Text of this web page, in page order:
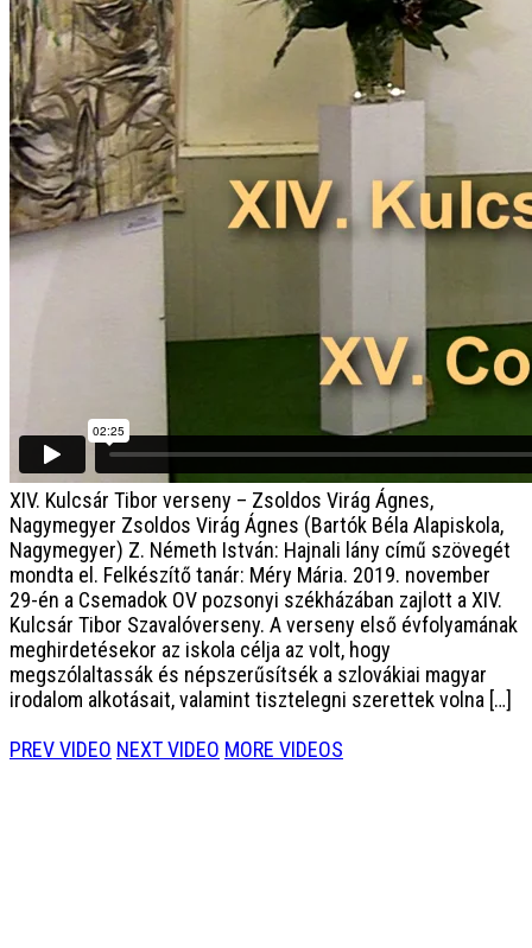
XIV. Kulcsár Tibor verseny – Zsoldos Virág Ágnes,
Nagymegyer Zsoldos Virág Ágnes (Bartók Béla Alapiskola,
Nagymegyer) Z. Németh István: Hajnali lány című szövegét
mondta el. Felkészítő tanár: Méry Mária. 2019. november
29-én a Csemadok OV pozsonyi székházában zajlott a XIV.
Kulcsár Tibor Szavalóverseny. A verseny első évfolyamának
meghirdetésekor az iskola célja az volt, hogy
megszólaltassák és népszerűsítsék a szlovákiai magyar
irodalom alkotásait, valamint tisztelegni szerettek volna […]
PREV VIDEO NEXT VIDEO MORE VIDEOS